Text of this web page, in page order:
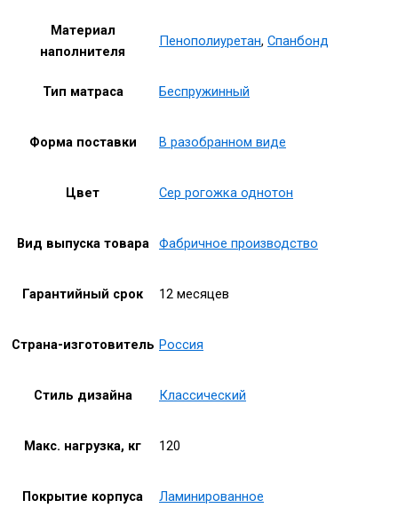
Материал
наполнителя
Пенополиуретан, Спанбонд
Тип матраса Беспружинный
Форма поставки В разобранном виде
Цвет Сер рогожка однотон
Вид выпуска товара Фабричное производство
Гарантийный срок 12 месяцев
Страна-изготовитель Россия
Стиль дизайна Классический
Макс. нагрузка, кг 120
Покрытие корпуса Ламинированное